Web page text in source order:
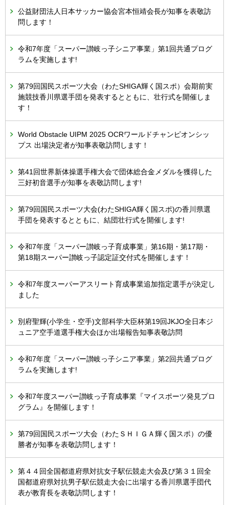
公益財団法人日本サッカー協会宮本恒靖会長が知事を表敬訪
問します！
令和7年度「スーパー讃岐っ子シニア事業」第1回共通プログ
ラムを実施します!
第79回国民スポーツ大会（わたSHIGA輝く国スポ）会期前実
施競技香川県選手団を発表するとともに、壮行式を開催しま
す！
World Obstacle UIPM 2025 OCRワールドチャンピオンシッ
プス 出場決定者が知事表敬訪問します！
第41回世界新体操選手権大会で団体総合金メダルを獲得した
三好初音選手が知事を表敬訪問します!
第79回国民スポーツ大会(わたSHIGA輝く国スポ)の香川県選
手団を発表するとともに、結団壮行式を開催します!
令和7年度「スーパー讃岐っ子育成事業」第16期・第17期・
第18期スーパー讃岐っ子認定証交付式を開催します！
令和7年度スーパーアスリート育成事業追加指定選手が決定し
ました
別府聖輝(小学生・空手)文部科学大臣杯第19回JKJO全日本ジ
ュニア空手道選手権大会ほか出場報告知事表敬訪問
令和7年度「スーパー讃岐っ子シニア事業」第2回共通プログ
ラムを実施します!
令和7年度スーパー讃岐っ子育成事業『マイスポーツ発見プロ
グラム』を開催します！
第79回国民スポーツ大会（わたＳＨＩＧＡ輝く国スポ）の優
勝者が知事を表敬訪問します！
第４４回全国都道府県対抗女子駅伝競走大会及び第３１回全
国都道府県対抗男子駅伝競走大会に出場する香川県選手団代
表が教育長を表敬訪問します！